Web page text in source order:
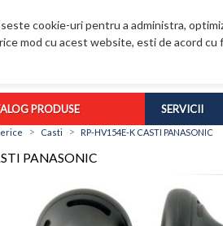
cookie-uri pentru a administra,
mod cu acest website, esti de acord
PRODUSE SERVICII
> Casti > RP-HV154E-K CASTI PANASONIC
PANASONIC